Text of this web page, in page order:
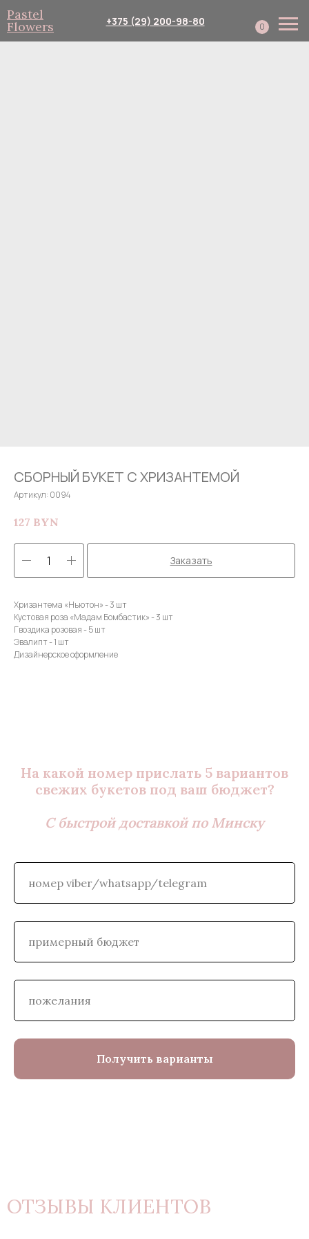
0
+375 (29) 200-98-80
Pastel
Flowers
СБОРНЫЙ БУКЕТ С ХРИЗАНТЕМОЙ
Артикул: 0094
127 BYN
Заказать
Хризантема «Ньютон» - 3 шт
Кустовая роза «Мадам Бомбастик» - 3 шт
Гвоздика розовая - 5 шт
Эвалипт - 1 шт
Дизайнерское оформление
На какой номер прислать 5 вариантов
свежих букетов под ваш бюджет?
С быстрой доставкой по Минску
Получить варианты
ОТЗЫВЫ КЛИЕНТОВ